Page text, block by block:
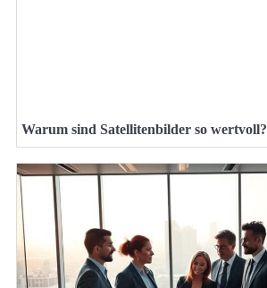
Warum sind Satellitenbilder so wertvoll?